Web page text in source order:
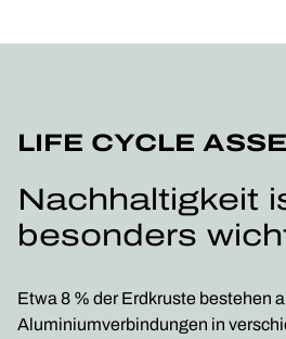
LIFE CYCLE
Nachhaltigkeit
besonders
Etwa 8 % der Erdkruste bestehen
Aluminiumverbindungen in